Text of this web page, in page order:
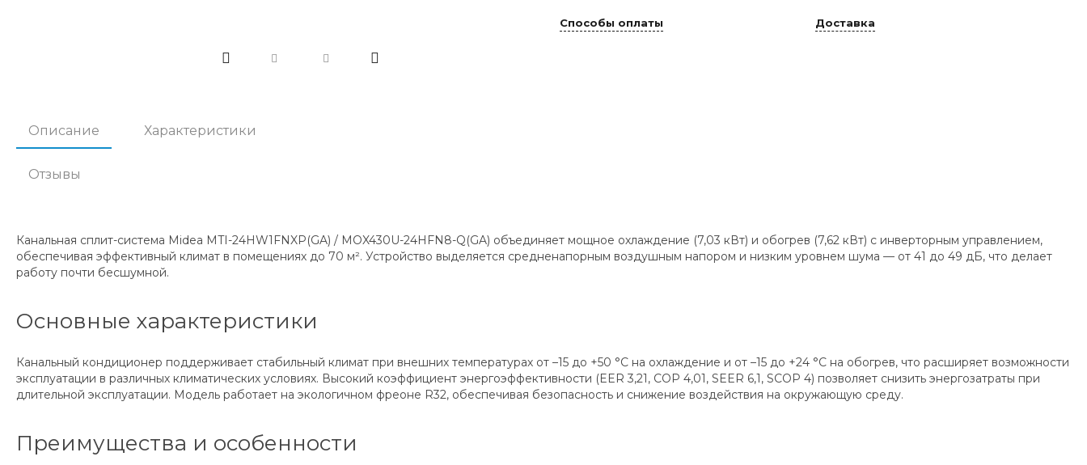
Способы оплаты Доставка
Описание Характеристики
Отзывы
Канальная сплит-система Midea MTI-24HW1FNXP(GA) / MOX430U-24HFN8-Q(GA) объединяет мощное охлаждение (7,03 кВт) и обогрев (7,62 кВт) с инверторным управлением,
обеспечивая эффективный климат в помещениях до 70 м². Устройство выделяется средненапорным воздушным напором и низким уровнем шума — от 41 до 49 дБ, что делает
работу почти бесшумной.
Основные характеристики
Канальный кондиционер поддерживает стабильный климат при внешних температурах от –15 до +50 °C на охлаждение и от –15 до +24 °C на обогрев, что расширяет возможности
эксплуатации в различных климатических условиях. Высокий коэффициент энергоэффективности (EER 3,21, COP 4,01, SEER 6,1, SCOP 4) позволяет снизить энергозатраты при
длительной эксплуатации. Модель работает на экологичном фреоне R32, обеспечивая безопасность и снижение воздействия на окружающую среду.
Преимущества и особенности